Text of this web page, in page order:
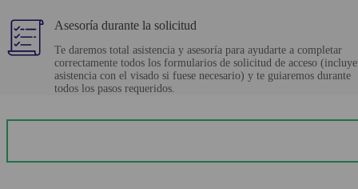
Asesoría durante la solicitud
Te daremos total asistencia y asesoría para ayudarte a completar
correctamente todos los formularios de solicitud de acceso
asistencia con el visado si fuese necesario) y te guiaremos durante
todos los pasos requeridos.